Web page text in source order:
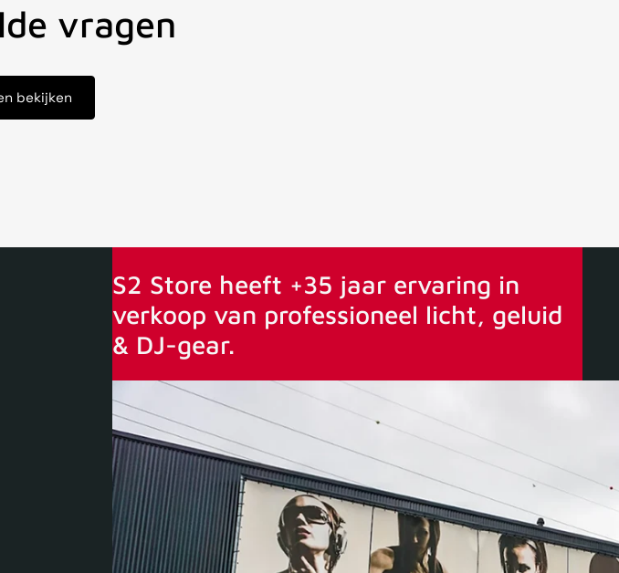
vragen
bekijken
Echte winkel +35 jaar ervaring Vanaf 75€ gratis verstuurd
S2 Store heeft +35 jaar ervaring in
verkoop van professioneel licht, geluid
& DJ-gear.